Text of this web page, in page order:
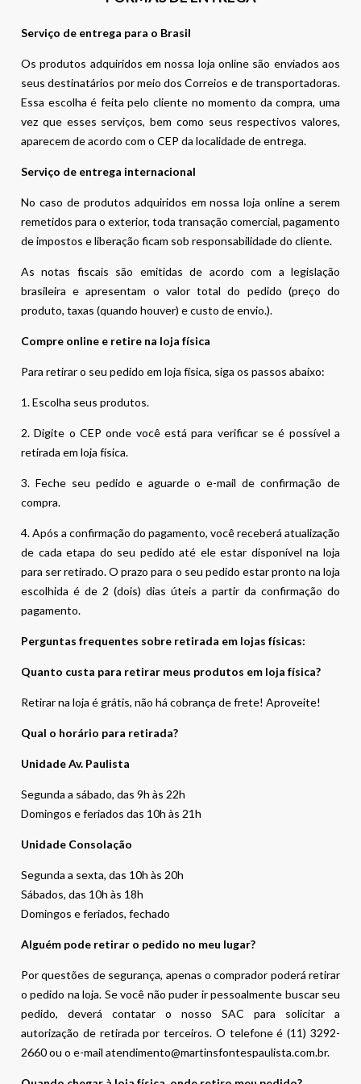
Serviço de entrega para o Brasil
Os produtos adquiridos em nossa loja online são enviados aos
seus destinatários por meio dos Correios e de transportadoras.
Essa escolha é feita pelo cliente no momento da compra, uma
vez que esses serviços, bem como seus respectivos valores,
aparecem de acordo com o CEP da localidade de entrega.
Serviço de entrega internacional
No caso de produtos adquiridos em nossa loja online a serem
remetidos para o exterior, toda transação comercial, pagamento
de impostos e liberação ficam sob responsabilidade do cliente.
As notas fiscais são emitidas de acordo com a legislação
brasileira e apresentam o valor total do pedido (preço do
produto, taxas (quando houver) e custo de envio.).
Compre online e retire na loja física
Para retirar o seu pedido em loja física, siga os passos abaixo:
1. Escolha seus produtos.
2. Digite o CEP onde você está para verificar se é possível a
retirada em loja física.
3. Feche seu pedido e aguarde o e-mail de confirmação de
compra.
4. Após a confirmação do pagamento, você receberá atualização
de cada etapa do seu pedido até ele estar disponível na loja
para ser retirado. O prazo para o seu pedido estar pronto na loja
escolhida é de 2 (dois) dias úteis a partir da confirmação do
pagamento.
Perguntas frequentes sobre retirada em lojas físicas:
Quanto custa para retirar meus produtos em loja física?
Retirar na loja é grátis, não há cobrança de frete! Aproveite!
Qual o horário para retirada?
Unidade Av. Paulista
Segunda a sábado, das 9h às 22h
Domingos e feriados das 10h às 21h
Unidade Consolação
Segunda a sexta, das 10h às 20h
Sábados, das 10h às 18h
Domingos e feriados, fechado
Alguém pode retirar o pedido no meu lugar?
Por questões de segurança, apenas o comprador poderá retirar
o pedido na loja. Se você não puder ir pessoalmente buscar seu
pedido, deverá contatar o nosso SAC para solicitar a
autorização de retirada por terceiros. O telefone é (11) 3292-
2660 ou o e-mail atendimento@martinsfontespaulista.com.br.